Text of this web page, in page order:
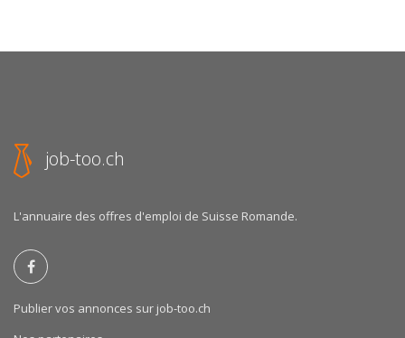
job-too.ch
L'annuaire des offres d'emploi de Suisse Romande.
Publier vos annonces sur job-too.ch